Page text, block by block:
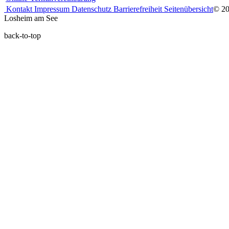
Kontakt Impressum Datenschutz Barrierefreiheit Seitenübersicht©
Losheim am See
back-to-top